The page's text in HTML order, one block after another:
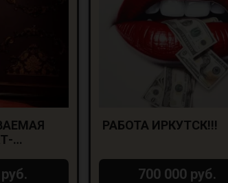
РАБОТА ИРКУТСК!!!
700 000 руб.